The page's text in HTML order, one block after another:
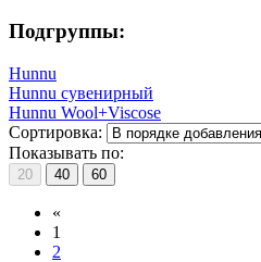
Подгруппы:
Hunnu
Hunnu сувенирный
Hunnu Wool+Viscose
Сортировка:
Показывать по:
20 40 60
«
1
2